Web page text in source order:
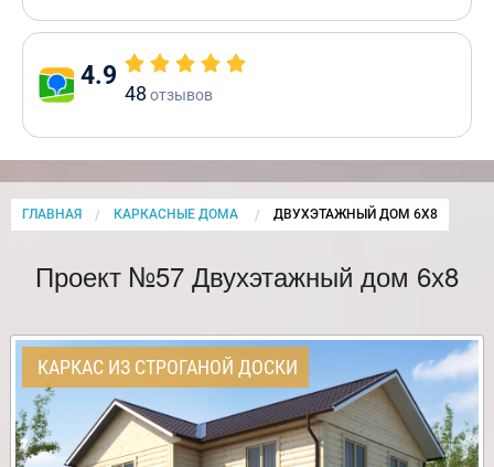
4.9
48 отзывов
ГЛАВНАЯ КАРКАСНЫЕ ДОМА CURRENT:
ДВУХЭТАЖНЫЙ ДОМ 6Х8
Проект №57 Двухэтажный дом 6х8
КАРКАС ИЗ СТРОГАНОЙ ДОСКИ